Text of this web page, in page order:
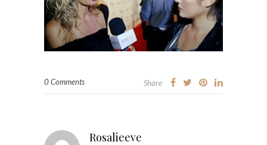
0 Comments Share
Rosalieeve